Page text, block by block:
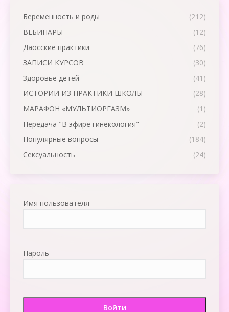
Беременность и роды
(212)
ВЕБИНАРЫ
(12)
Даосские практики
(76)
ЗАПИСИ КУРСОВ
(30)
Здоровье детей
(41)
ИСТОРИИ ИЗ ПРАКТИКИ ШКОЛЫ
(28)
МАРАФОН «МУЛЬТИОРГАЗМ»
(1)
Передача "В эфире гинекология"
(2)
Популярные вопросы
(184)
Сексуальность
(24)
Имя пользователя
Пароль